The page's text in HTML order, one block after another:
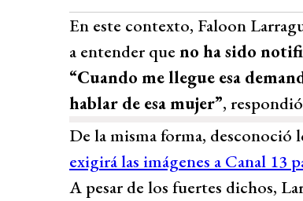
En este contexto, Faloon
a entender que no ha sido
“Cuando me llegue esa
hablar de esa mujer”,
De la misma forma, desconoció
exigirá las imágenes a Canal 13
A pesar de los fuertes dichos,